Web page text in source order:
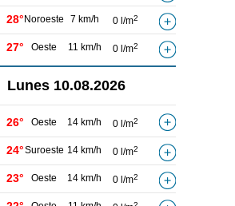
28° Noroeste 7 km/h 0 l/m2
27° Oeste 11 km/h 0 l/m2
Lunes 10.08.2026
26° Oeste 14 km/h 0 l/m2
24°Suroeste 14 km/h 0 l/m2
23° Oeste 14 km/h 0 l/m2